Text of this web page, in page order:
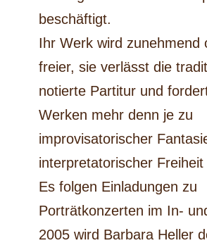
beschäftigt.
Ihr Werk wird zunehmend
freier, sie verlässt die
notierte Partitur und
Werken mehr denn je zu
improvisatorischer
interpretatorischer Freiheit
Es folgen Einladungen zu
Porträtkonzerten im In-
2005 wird Barbara Heller